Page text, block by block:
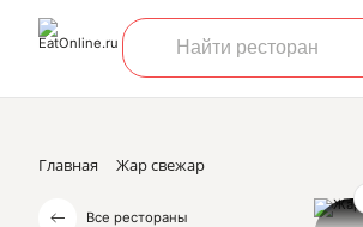
Главная Жар свежар
Все рестораны